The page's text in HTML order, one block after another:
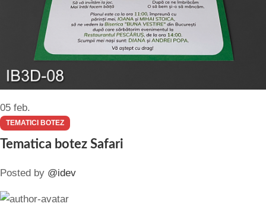
05 feb.
TEMATICI BOTEZ
Tematica botez Safari
Posted by @idev